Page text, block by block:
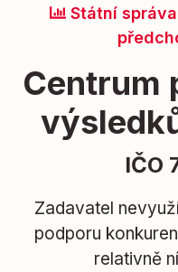
Státní
Centrum
IČO
Zadavatel
podporu
relativně